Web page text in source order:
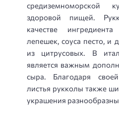
средиземноморской
здоровой пищей.
качестве
лепешек, соуса песто, и
из цитрусовых. В
является важным
сыра. Благодаря своей
листья рукколы также
украшения